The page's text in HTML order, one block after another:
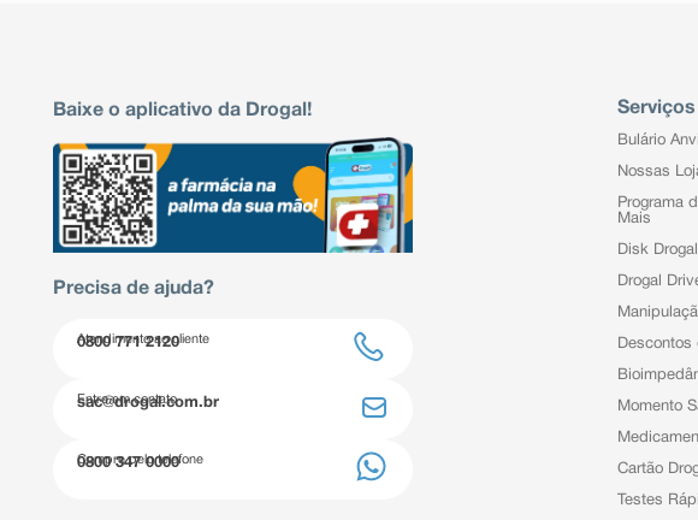
Baixe o aplicativo da Drogal!
Precisa de ajuda?
Atendimento ao cliente
0800 771 2120
Entre em contato
sac@drogal.com.br
Compre pelo telefone
0800 347 0000
Serviços
Bulário
Nossas
Programa
Mais
Disk Drogal
Drogal
Descontos
Momento
Cartão
Testes